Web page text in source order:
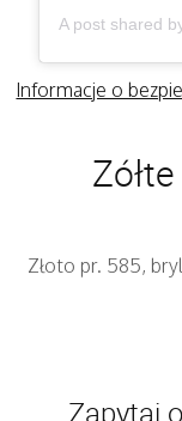
Informacje o
Złoto pr. 585,
Zapytaj